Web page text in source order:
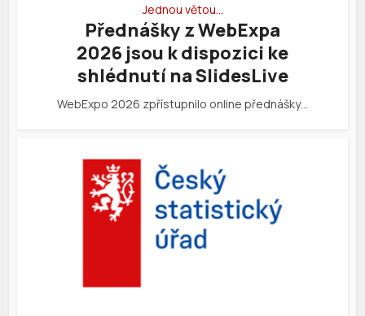
Jednou větou…
Přednášky z WebExpa
2026 jsou k dispozici ke
shlédnutí na SlidesLive
WebExpo 2026 zpřístupnilo online přednášky…